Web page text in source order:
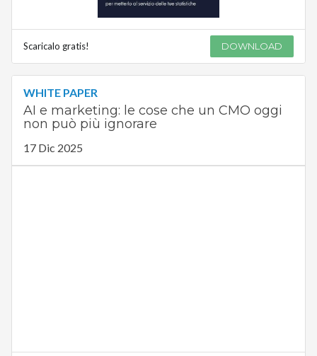
Scaricalo gratis! DOWNLOAD
WHITE PAPER
AI e marketing: le cose che un CMO oggi
non può più ignorare
17 Dic 2025